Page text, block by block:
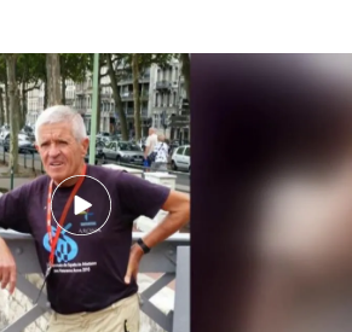
ilegal de Granada, aunque
positivos en drogas y
Mago robado! La figura era a
2.000 euros